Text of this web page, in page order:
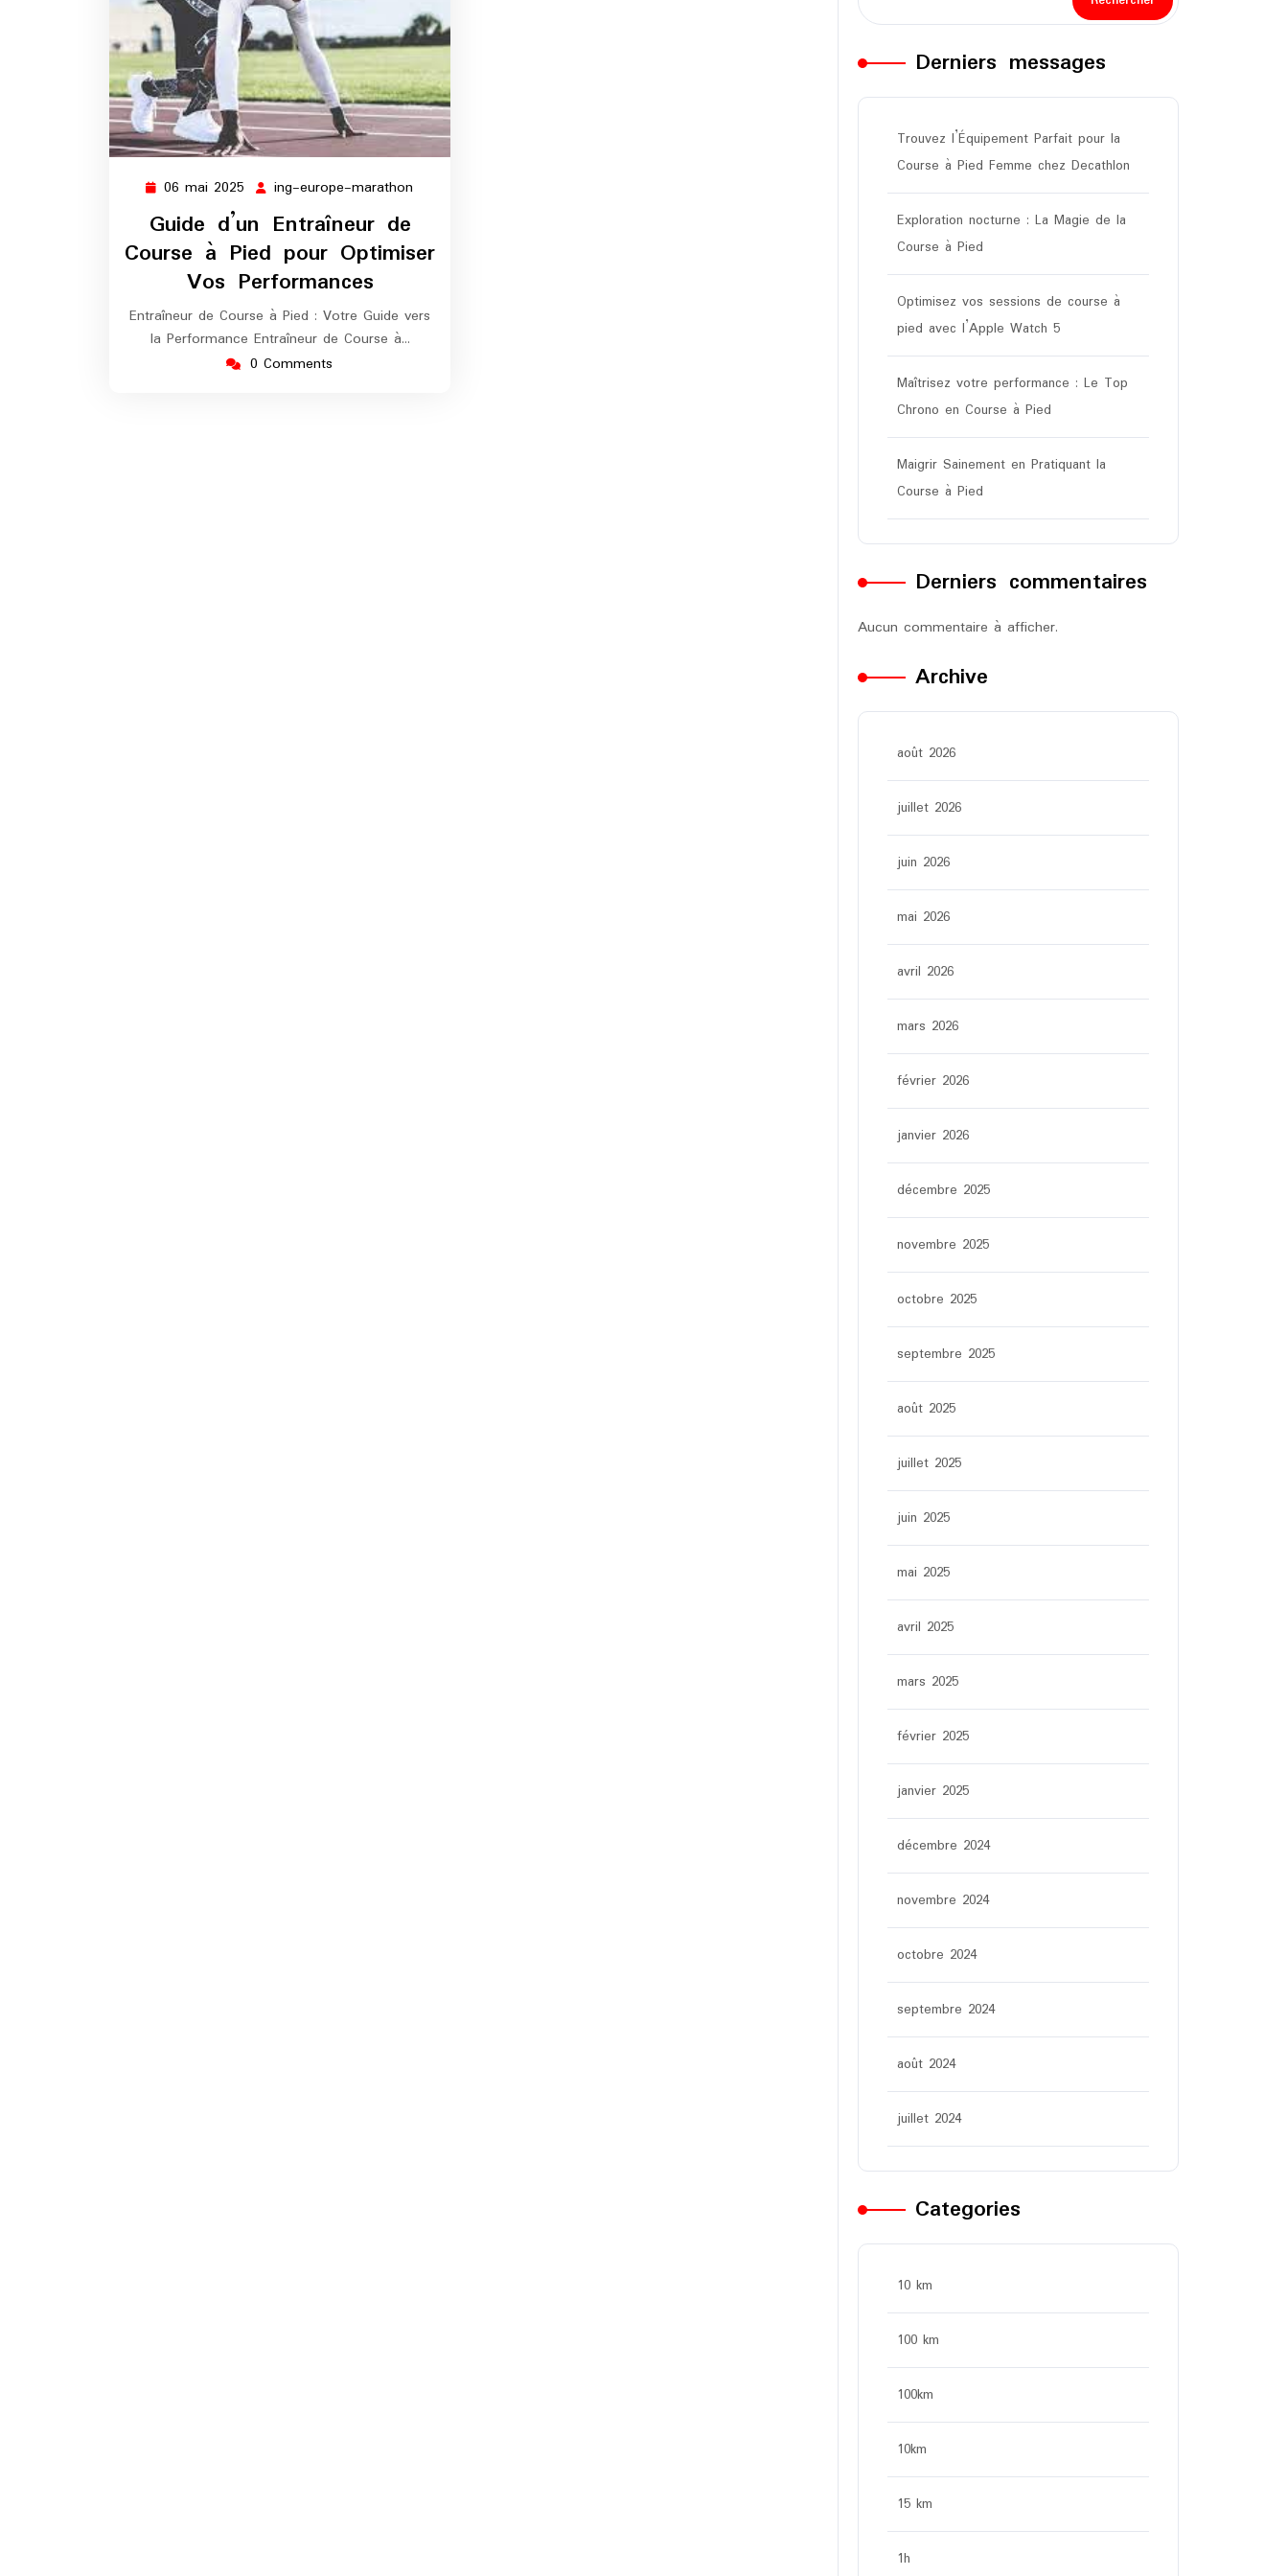
06 mai 2025 06
2025
ing-europe-marathon
Guide d’un Entraîneur de
Course à Pied pour Optimiser
Vos Performances
Entraîneur de Course à Pied : Votre Guide vers
la Performance Entraîneur de Course à…
0 Comments
Derniers messages
Trouvez l’Équipement Parfait pour la
Course à Pied Femme chez Decathlon
Exploration nocturne : La Magie de la
Course à Pied
Optimisez vos sessions de course à
pied avec l’Apple Watch 5
Maîtrisez votre performance : Le Top
Chrono en Course à Pied
Maigrir Sainement en Pratiquant la
Course à Pied
Derniers commentaires
Aucun commentaire à afficher.
Archive
août 2026
juillet 2026
juin 2026
mai 2026
avril 2026
mars 2026
février 2026
janvier 2026
décembre 2025
novembre 2025
octobre 2025
septembre 2025
août 2025
juillet 2025
juin 2025
mai 2025
avril 2025
mars 2025
février 2025
janvier 2025
décembre 2024
novembre 2024
octobre 2024
septembre 2024
août 2024
juillet 2024
Categories
10 km
100 km
100km
10km
15 km
1h